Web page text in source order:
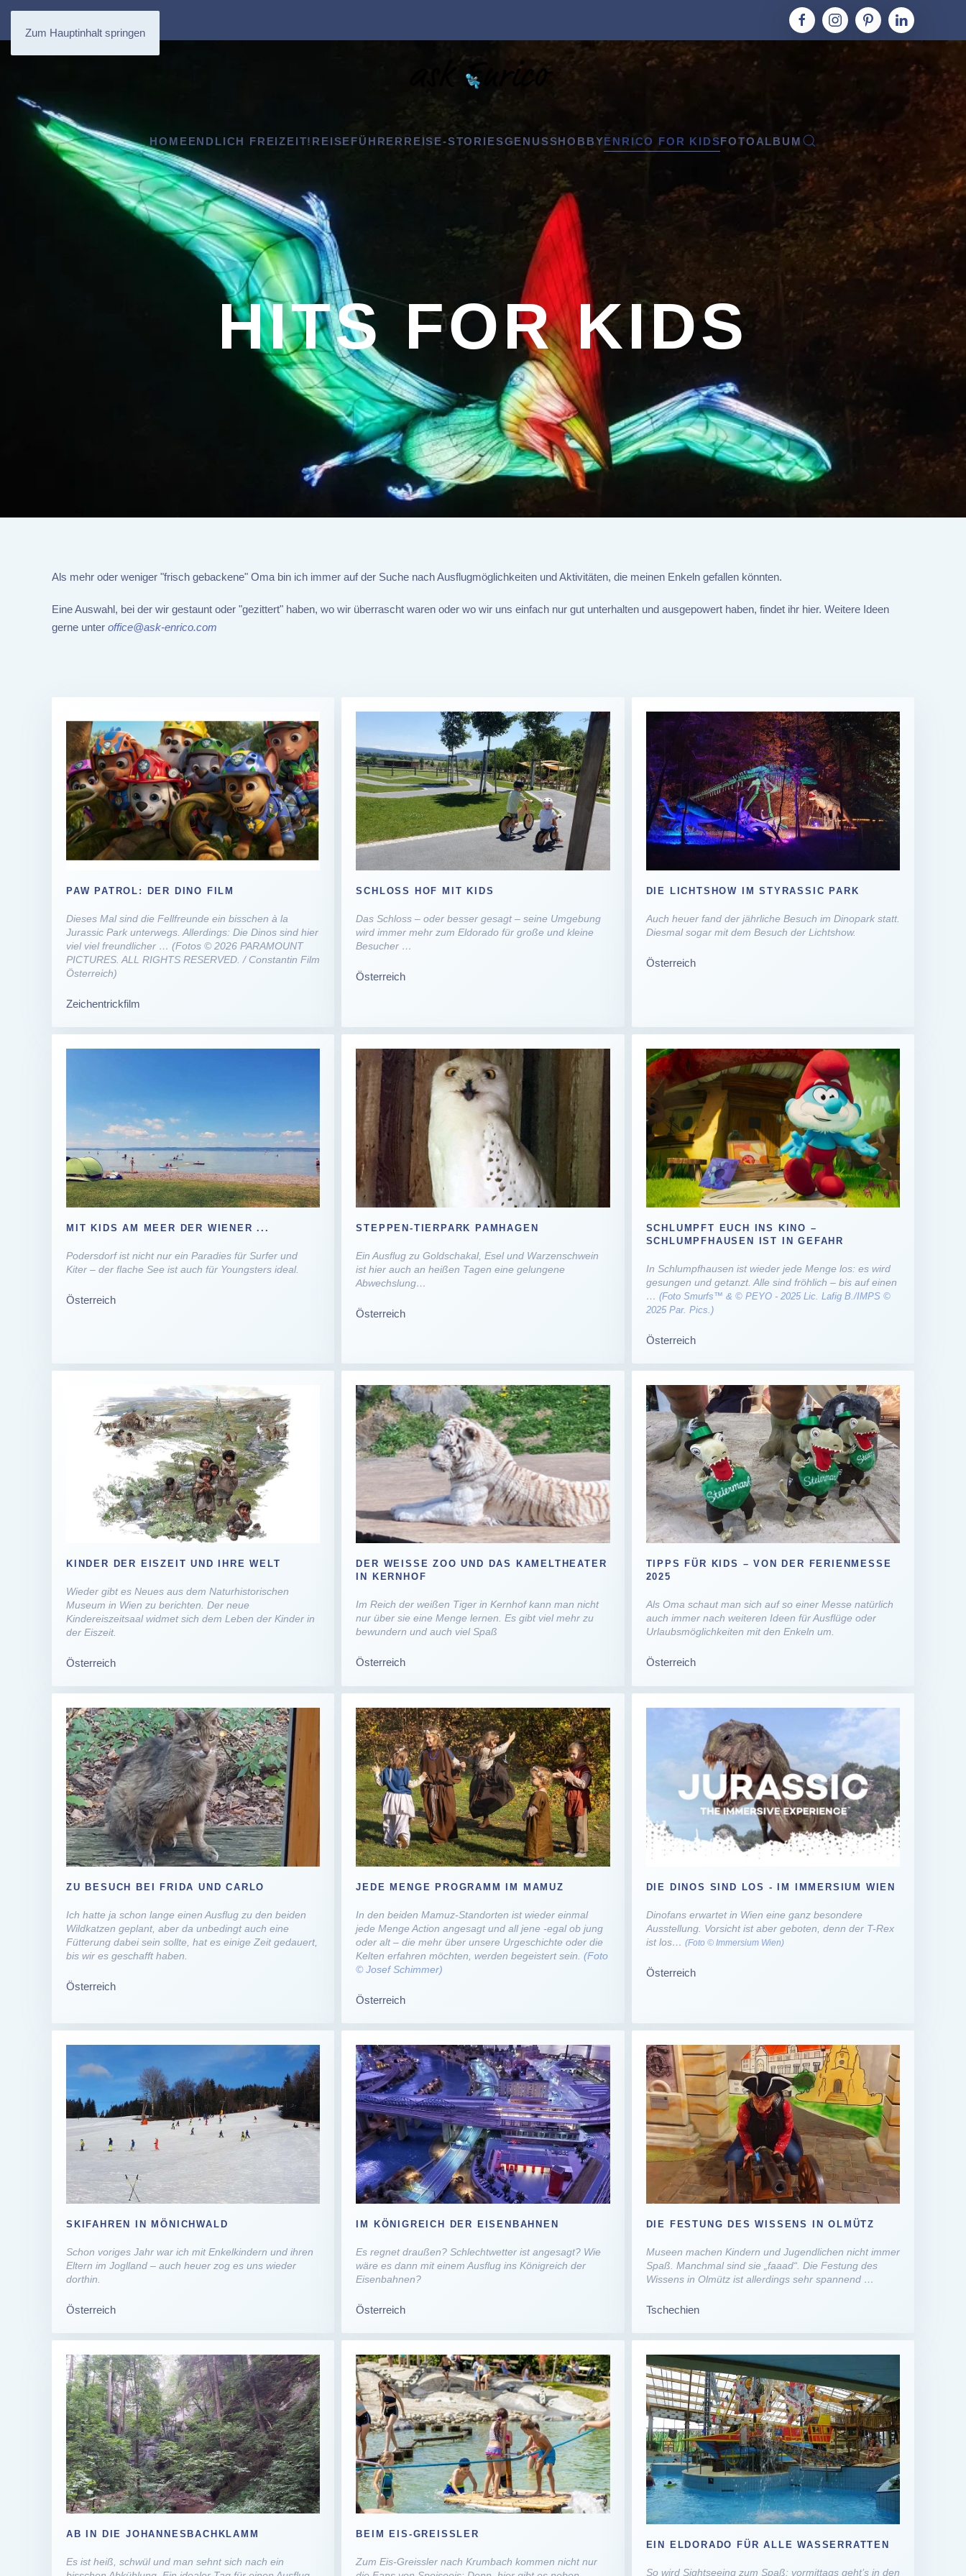
Zum Hauptinhalt springen
HOMEENDLICH FREIZEIT! REISEFÜHRER REISE-STORIESGENUSSHOBBYENRICO FOR KIDSFOTOALBUM
HITS FOR KIDS
Als mehr oder weniger "frisch gebackene" Oma bin ich immer auf der Suche nach Ausflugmöglichkeiten und Aktivitäten, die meinen Enkeln gefallen könnten.
Eine Auswahl, bei der wir gestaunt oder "gezittert" haben, wo wir überrascht waren oder wo wir uns einfach nur gut unterhalten und ausgepowert haben, findet ihr hier. Weitere Ideen
gerne unter office@ask-enrico.com
PAW PATROL: DER DINO FILM
Dieses Mal sind die Fellfreunde ein bisschen à la
Jurassic Park unterwegs. Allerdings: Die Dinos sind hier
viel viel freundlicher … (Fotos © 2026 PARAMOUNT
PICTURES. ALL RIGHTS RESERVED. / Constantin Film
Österreich)
Zeichentrickfilm
SCHLOSS HOF MIT KIDS
Das Schloss – oder besser gesagt – seine Umgebung
wird immer mehr zum Eldorado für große und kleine
Besucher …
Österreich
DIE LICHTSHOW IM STYRASSIC PARK
Auch heuer fand der jährliche Besuch im Dinopark statt.
Diesmal sogar mit dem Besuch der Lichtshow.
Österreich
MIT KIDS AM MEER DER WIENER ...
Podersdorf ist nicht nur ein Paradies für Surfer und
Kiter – der flache See ist auch für Youngsters ideal.
Österreich
STEPPEN-TIERPARK PAMHAGEN
Ein Ausflug zu Goldschakal, Esel und Warzenschwein
ist hier auch an heißen Tagen eine gelungene
Abwechslung…
Österreich
SCHLUMPFT EUCH INS KINO –
SCHLUMPFHAUSEN IST IN GEFAHR
In Schlumpfhausen ist wieder jede Menge los: es wird
gesungen und getanzt. Alle sind fröhlich – bis auf einen
… (Foto Smurfs™ & © PEYO - 2025 Lic. Lafig B./IMPS ©
2025 Par. Pics.)
Österreich
KINDER DER EISZEIT UND IHRE WELT
Wieder gibt es Neues aus dem Naturhistorischen
Museum in Wien zu berichten. Der neue
Kindereiszeitsaal widmet sich dem Leben der Kinder in
der Eiszeit.
Österreich
DER WEISSE ZOO UND DAS KAMELTHEATER I
N KERNHOF
Im Reich der weißen Tiger in Kernhof kann man nicht
nur über sie eine Menge lernen. Es gibt viel mehr zu
bewundern und auch viel Spaß
Österreich
TIPPS FÜR KIDS – VON DER FERIENMESSE
2025
Als Oma schaut man sich auf so einer Messe natürlich
auch immer nach weiteren Ideen für Ausflüge oder
Urlaubsmöglichkeiten mit den Enkeln um.
Österreich
ZU BESUCH BEI FRIDA UND CARLO
Ich hatte ja schon lange einen Ausflug zu den beiden
Wildkatzen geplant, aber da unbedingt auch eine
Fütterung dabei sein sollte, hat es einige Zeit gedauert,
bis wir es geschafft haben.
Österreich
JEDE MENGE PROGRAMM IM MAMUZ
In den beiden Mamuz-Standorten ist wieder einmal
jede Menge Action angesagt und all jene -egal ob jung
oder alt – die mehr über unsere Urgeschichte oder die
Kelten erfahren möchten, werden begeistert sein.(Foto
© Josef Schimmer)
Österreich
DIE DINOS SIND LOS - IM IMMERSIUM WIEN
Dinofans erwartet in Wien eine ganz besondere
Ausstellung. Vorsicht ist aber geboten, denn der T-Rex
ist los… (Foto © Immersium Wien)
Österreich
SKIFAHREN IN MÖNICHWALD
Schon voriges Jahr war ich mit Enkelkindern und ihren
Eltern im Joglland – auch heuer zog es uns wieder
dorthin.
Österreich
IM KÖNIGREICH DER EISENBAHNEN
Es regnet draußen? Schlechtwetter ist angesagt? Wie
wäre es dann mit einem Ausflug ins Königreich der
Eisenbahnen?
Österreich
DIE FESTUNG DES WISSENS IN OLMÜTZ
Museen machen Kindern und Jugendlichen nicht immer
Spaß. Manchmal sind sie „faaad“. Die Festung des
Wissens in Olmütz ist allerdings sehr spannend …
Tschechien
AB IN DIE JOHANNESBACHKLAMM
Es ist heiß, schwül und man sehnt sich nach ein
BEIM EIS-GREISSLER
Zum Eis-Greissler nach Krumbach kommen nicht nur
EIN ELDORADO FÜR ALLE WASSERRATTEN
So wird Sightseeing zum Spaß: vormittags geht’s in den